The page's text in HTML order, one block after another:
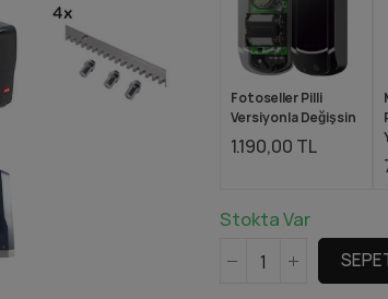
Fotoseller Pilli
Versiyonla Değişsin
1.190,00 TL
Stokta Var